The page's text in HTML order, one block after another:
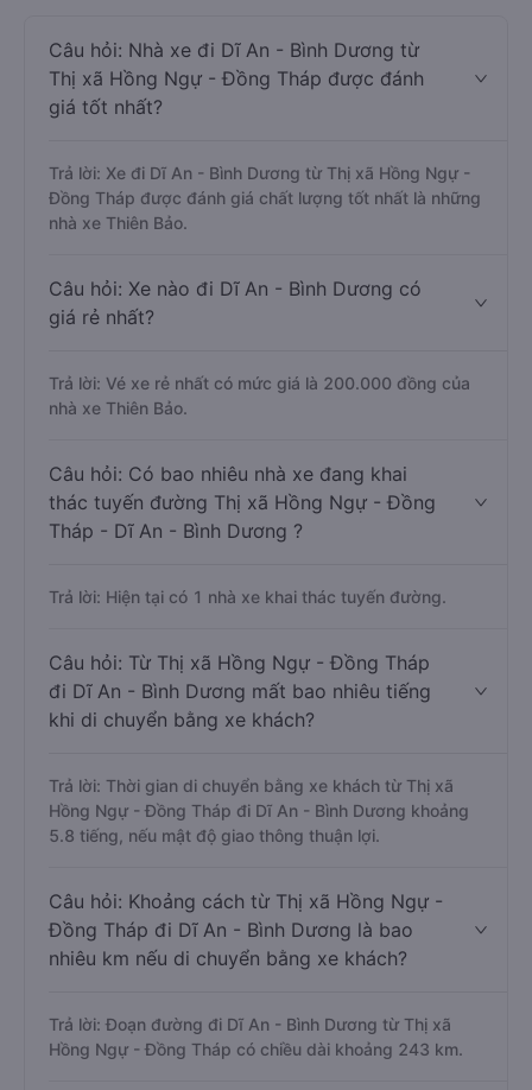
Câu hỏi: Nhà xe đi Dĩ An - Bình Dương từ
Thị xã Hồng Ngự - Đồng Tháp được đánh
giá tốt nhất?
Trả lời: Xe đi Dĩ An - Bình Dương từ Thị xã Hồng Ngự -
Đồng Tháp được đánh giá chất lượng tốt nhất là những
nhà xe Thiên Bảo.
Câu hỏi: Xe nào đi Dĩ An - Bình Dương có
giá rẻ nhất?
Trả lời: Vé xe rẻ nhất có mức giá là 200.000 đồng của
nhà xe Thiên Bảo.
Câu hỏi: Có bao nhiêu nhà xe đang khai
thác tuyến đường Thị xã Hồng Ngự - Đồng
Tháp - Dĩ An - Bình Dương ?
Trả lời: Hiện tại có 1 nhà xe khai thác tuyến đường.
Câu hỏi: Từ Thị xã Hồng Ngự - Đồng Tháp
đi Dĩ An - Bình Dương mất bao nhiêu tiếng
khi di chuyển bằng xe khách?
Trả lời: Thời gian di chuyển bằng xe khách từ Thị xã
Hồng Ngự - Đồng Tháp đi Dĩ An - Bình Dương khoảng
5.8 tiếng, nếu mật độ giao thông thuận lợi.
Câu hỏi: Khoảng cách từ Thị xã Hồng Ngự -
Đồng Tháp đi Dĩ An - Bình Dương là bao
nhiêu km nếu di chuyển bằng xe khách?
Trả lời: Đoạn đường đi Dĩ An - Bình Dương từ Thị xã
Hồng Ngự - Đồng Tháp có chiều dài khoảng 243 km.